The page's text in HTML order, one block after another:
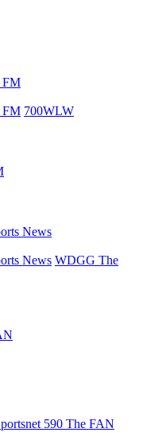
FM
FM 700WLW
News
News WDGG The
590 The FAN